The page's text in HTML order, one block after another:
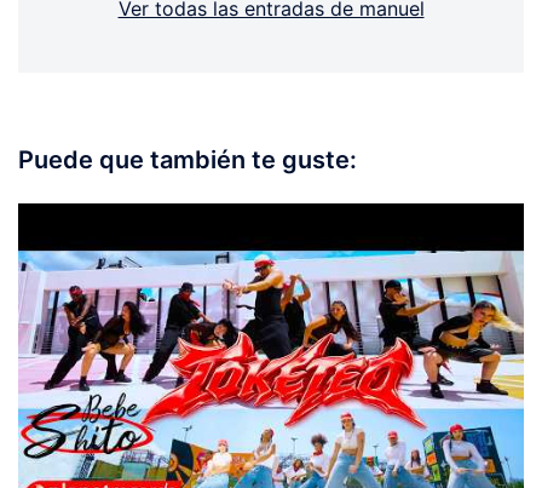
Ver todas las entradas de manuel
Puede que también te guste: